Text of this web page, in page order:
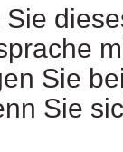
Sie
Sie
Sie